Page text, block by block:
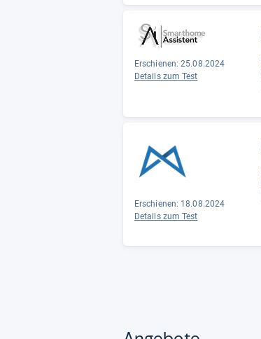
Erschienen: 25.08.2024
Details zum Test
Erschienen: 18.08.2024
Details zum Test